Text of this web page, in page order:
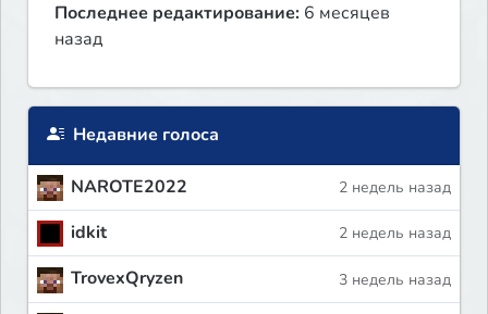
Последнее редактирование: 6 месяцев
назад
Недавние голоса
NAROTE2022 2 недель назад
idkit 2 недель назад
TrovexQryzen 3 недель назад